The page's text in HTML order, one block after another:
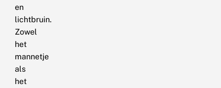
en
lichtbruin.
Zowel
het
mannetje
als
het